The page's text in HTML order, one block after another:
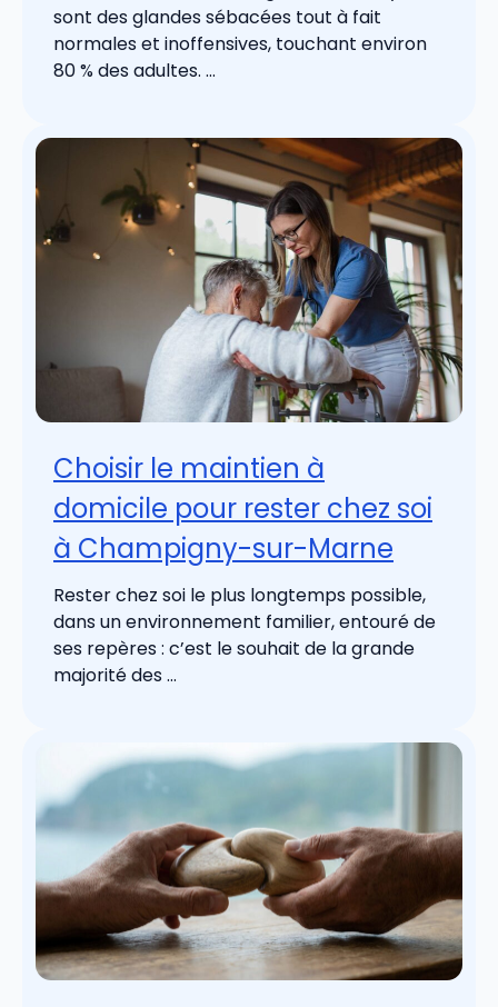
sont des glandes sébacées tout à fait
normales et inoffensives, touchant environ
80 % des adultes. ...
Choisir le maintien à
domicile pour rester chez soi
à Champigny-sur-Marne
Rester chez soi le plus longtemps possible,
dans un environnement familier, entouré de
ses repères : c’est le souhait de la grande
majorité des ...